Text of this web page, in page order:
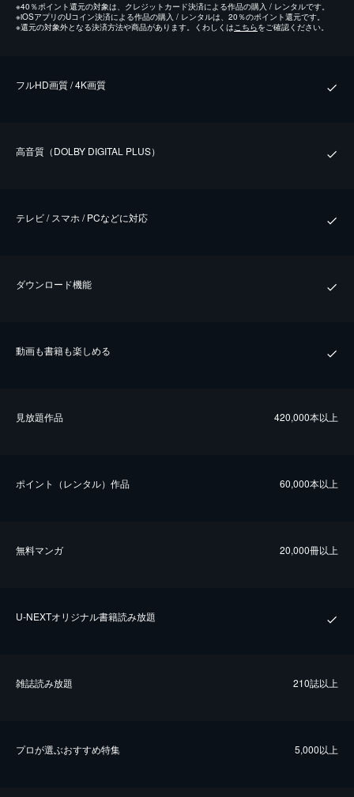
※40％ポイント還元の対象は、クレジットカード決済による作品の購入 / レンタルです。
※iOSアプリのUコイン決済による作品の購入 / レンタルは、20％のポイント還元です。
※還元の対象外となる決済方法や商品があります。くわしくはこちらをご確認ください。
フルHD画質 / 4K画質
⾼⾳質（DOLBY DIGITAL PLUS）
テレビ / スマホ / PCなどに対応
ダウンロード機能
動画も書籍も楽しめる
⾒放題作品 420,000本以上
ポイント（レンタル）作品 60,000本以上
無料マンガ 20,000冊以上
U-NEXTオリジナル書籍読み放題
雑誌読み放題 210誌以上
プロが選ぶおすすめ特集 5,000以上